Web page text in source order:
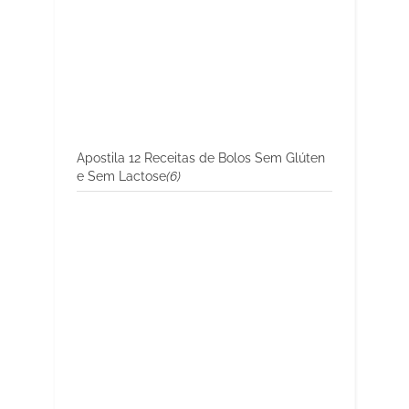
Apostila 12 Receitas de Bolos Sem Glúten
e Sem Lactose(6)